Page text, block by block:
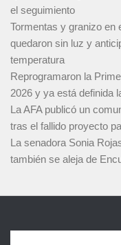
el seguimiento
Tormentas y granizo en
quedaron sin luz y
temperatura
Reprogramaron la
2026 y ya está definida
La AFA publicó un
tras el fallido proyecto
La senadora Sonia
también se aleja de